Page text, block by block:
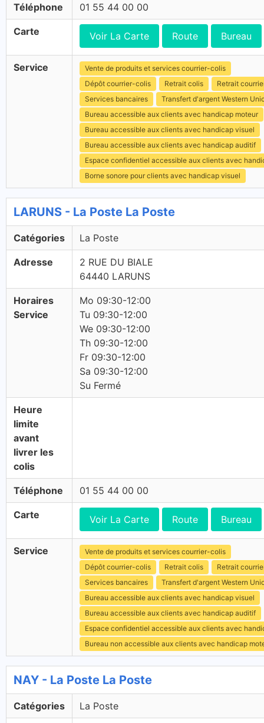
Téléphone 01 55 44 00 00
Carte Voir La Carte Route Bureau
Service
Vente de produits et services courrier-colis
Dépôt courrier-colis
Retrait colis
Retrait
Services bancaires
Transfert d'argent Western
Bureau accessible aux clients avec handicap moteur
Bureau accessible aux clients avec handicap visuel
Bureau accessible aux clients avec handicap auditif
Espace confidentiel accessible aux clients avec
Borne sonore pour clients avec handicap visuel
LARUNS - La Poste La Poste
Catégories La Poste
Adresse
2 RUE DU BIALE
64440 LARUNS
Horaires
Service
Mo 09:30-12:00
Tu 09:30-12:00
We 09:30-12:00
Th 09:30-12:00
Fr 09:30-12:00
Sa 09:30-12:00
Su Fermé
Heure
limite
avant
livrer les
colis
Téléphone 01 55 44 00 00
Carte Voir La Carte Route Bureau
Service
Vente de produits et services courrier-colis
Dépôt courrier-colis
Retrait colis
Retrait
Services bancaires
Transfert d'argent Western
Bureau accessible aux clients avec handicap visuel
Bureau accessible aux clients avec handicap auditif
Espace confidentiel accessible aux clients avec
Bureau non accessible aux clients avec handicap
NAY - La Poste La Poste
Catégories La Poste